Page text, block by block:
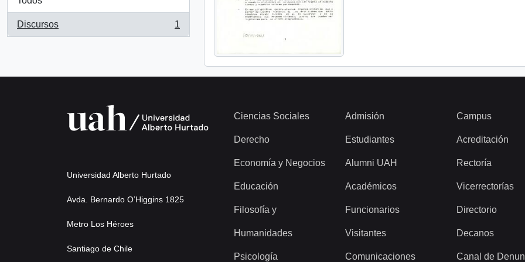
Discursos
, 1 resultados
1
Universidad Alberto Hurtado
Avda. Bernardo O’Higgins 1825
Metro Los Héroes
Santiago de Chile
Ciencias Sociales
Derecho
Economía y Negocios
Educación
Filosofía y
Humanidades
Psicología
Admisión
Estudiantes
Alumni UAH
Académicos
Funcionarios
Visitantes
Comunicaciones
Campus
Acreditación
Rectoría
Vicerrectorías
Directorio
Decanos
Canal de